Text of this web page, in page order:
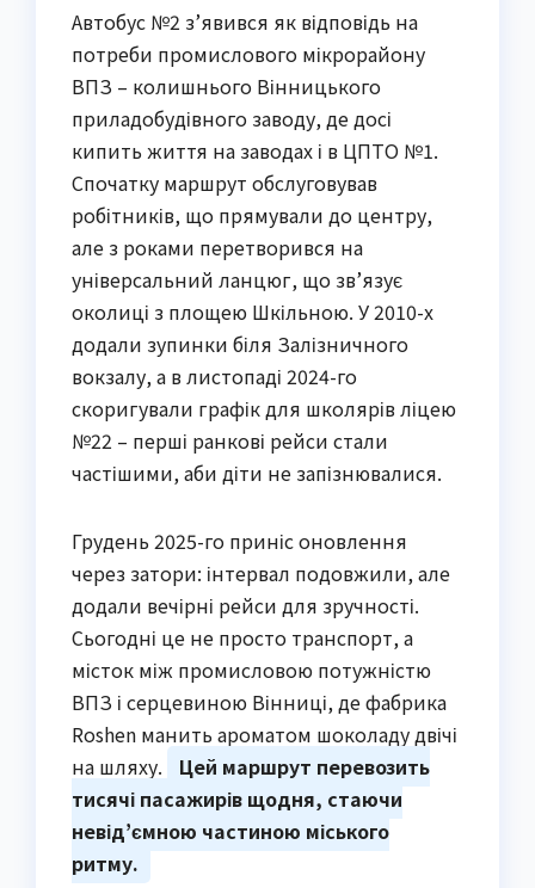
Автобус №2 з’явився як відповідь на
потреби промислового мікрорайону
ВПЗ – колишнього Вінницького
приладобудівного заводу, де досі
кипить життя на заводах і в ЦПТО №1.
Спочатку маршрут обслуговував
робітників, що прямували до центру,
але з роками перетворився на
універсальний ланцюг, що зв’язує
околиці з площею Шкільною. У 2010-х
додали зупинки біля Залізничного
вокзалу, а в листопаді 2024-го
скоригували графік для школярів ліцею
№22 – перші ранкові рейси стали
частішими, аби діти не запізнювалися.
Грудень 2025-го приніс оновлення
через затори: інтервал подовжили, але
додали вечірні рейси для зручності.
Сьогодні це не просто транспорт, а
місток між промисловою потужністю
ВПЗ і серцевиною Вінниці, де фабрика
Roshen манить ароматом шоколаду двічі
на шляху.
Цей маршрут перевозить
тисячі пасажирів щодня, стаючи
невід’ємною частиною міського
ритму.